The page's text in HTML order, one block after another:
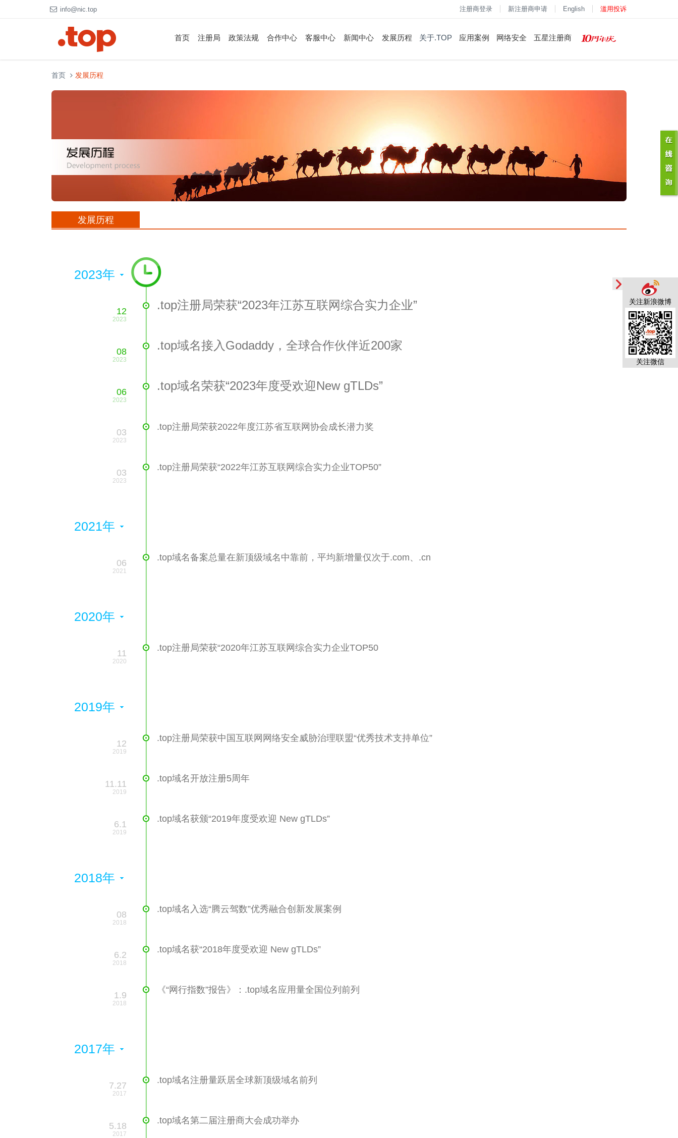
info@nic.top 注册商登录 新注册商申请 English 滥用投诉
首页 注册局 政策法规 合作中心 客服中心 新闻中心 发展历程 关于.TOP 应用案例 网络安全 五星注册商
关注新浪微博
关注微信
首页 发展历程
发展历程
2023年
12
2023
.top注册局荣获“2023年江苏互联网综合实力企业”
08
2023
.top域名接入Godaddy，全球合作伙伴近200家
06
2023
.top域名荣获“2023年度受欢迎New gTLDs”
03
2023
.top注册局荣获2022年度江苏省互联网协会成长潜力奖
03
2023
.top注册局荣获“2022年江苏互联网综合实力企业TOP50”
2021年
06
2021
.top域名备案总量在新顶级域名中靠前，平均新增量仅次于.com、.cn
2020年
11
2020
.top注册局荣获“2020年江苏互联网综合实力企业TOP50
2019年
12
2019
.top注册局荣获中国互联网网络安全威胁治理联盟“优秀技术支持单位”
11.11
2019
.top域名开放注册5周年
6.1
2019
.top域名获颁“2019年度受欢迎 New gTLDs”
2018年
08
2018
.top域名入选“腾云驾数”优秀融合创新发展案例
6.2
2018
.top域名获“2018年度受欢迎 New gTLDs”
1.9
2018
《“网行指数”报告》：.top域名应用量全国位列前列
2017年
7.27
2017
.top域名注册量跃居全球新顶级域名前列
5.18
2017
.top域名第二届注册商大会成功举办